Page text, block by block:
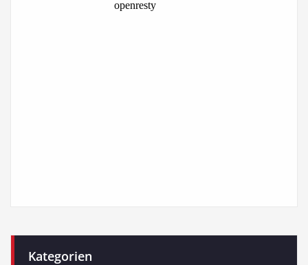
Kategorien